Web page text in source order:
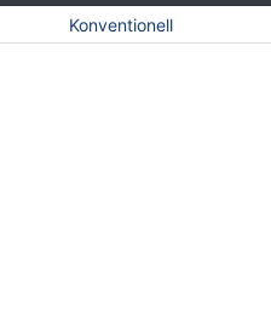
Konventionell